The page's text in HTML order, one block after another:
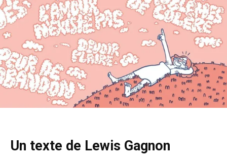
Un texte de Lewis Gagnon